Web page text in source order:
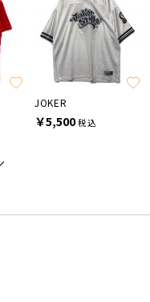
JOKER
￥5,500税込